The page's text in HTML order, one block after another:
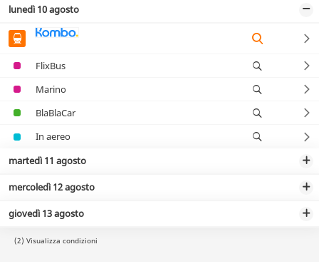
lunedì 10 agosto
FlixBus
Marino
BlaBlaCar
In aereo
martedì 11 agosto
mercoledì 12 agosto
giovedì 13 agosto
(2) Visualizza condizioni